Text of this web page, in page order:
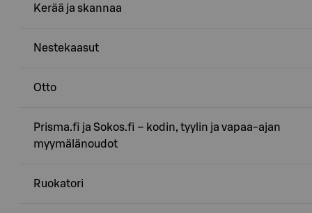
Kerää ja skannaa
Nestekaasut
Otto
Prisma.fi ja Sokos.fi – kodin, tyylin ja vapaa-ajan
myymälänoudot
Ruokatori